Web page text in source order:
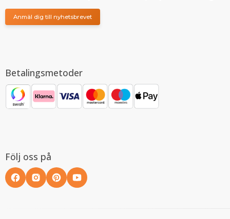
Anmäl dig till nyhetsbrevet
Betalingsmetoder
Följ oss på